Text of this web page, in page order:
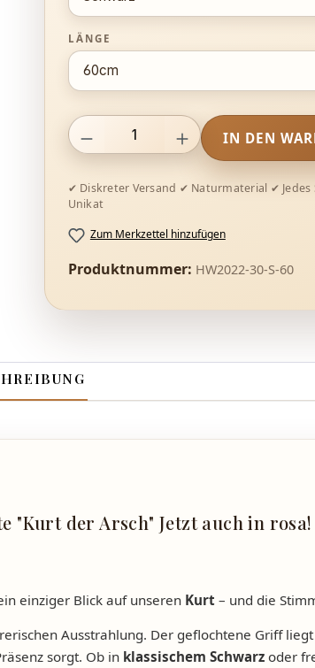
LÄNGE
Produkt Anzahl: Gib den gewünschten
IN DEN
Zum Merkzettel hinzufügen
Produktnummer: HW2022-30-S-60
"Kurt der Arsch" Jetzt auch in
einziger Blick auf unseren Kurt – und die
Ausstrahlung. Der geflochtene Griff
sorgt. Ob in klassischem Schwarz oder